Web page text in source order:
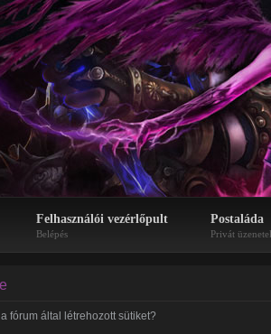
Felhasználói vezérlőpult
Belépés
Postaláda
Privát
fórum által létrehozott sütiket?